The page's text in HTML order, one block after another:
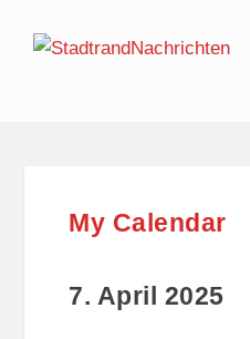
My Calendar
7. April 2025